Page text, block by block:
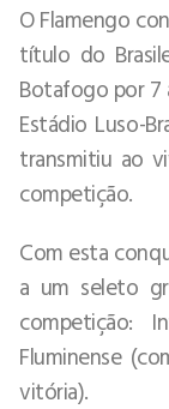
O Flamengo
título do
Botafogo por 7
Estádio Luso-
transmitiu ao
competição.
Com esta
a um seleto
competição:
Fluminense
vitória).